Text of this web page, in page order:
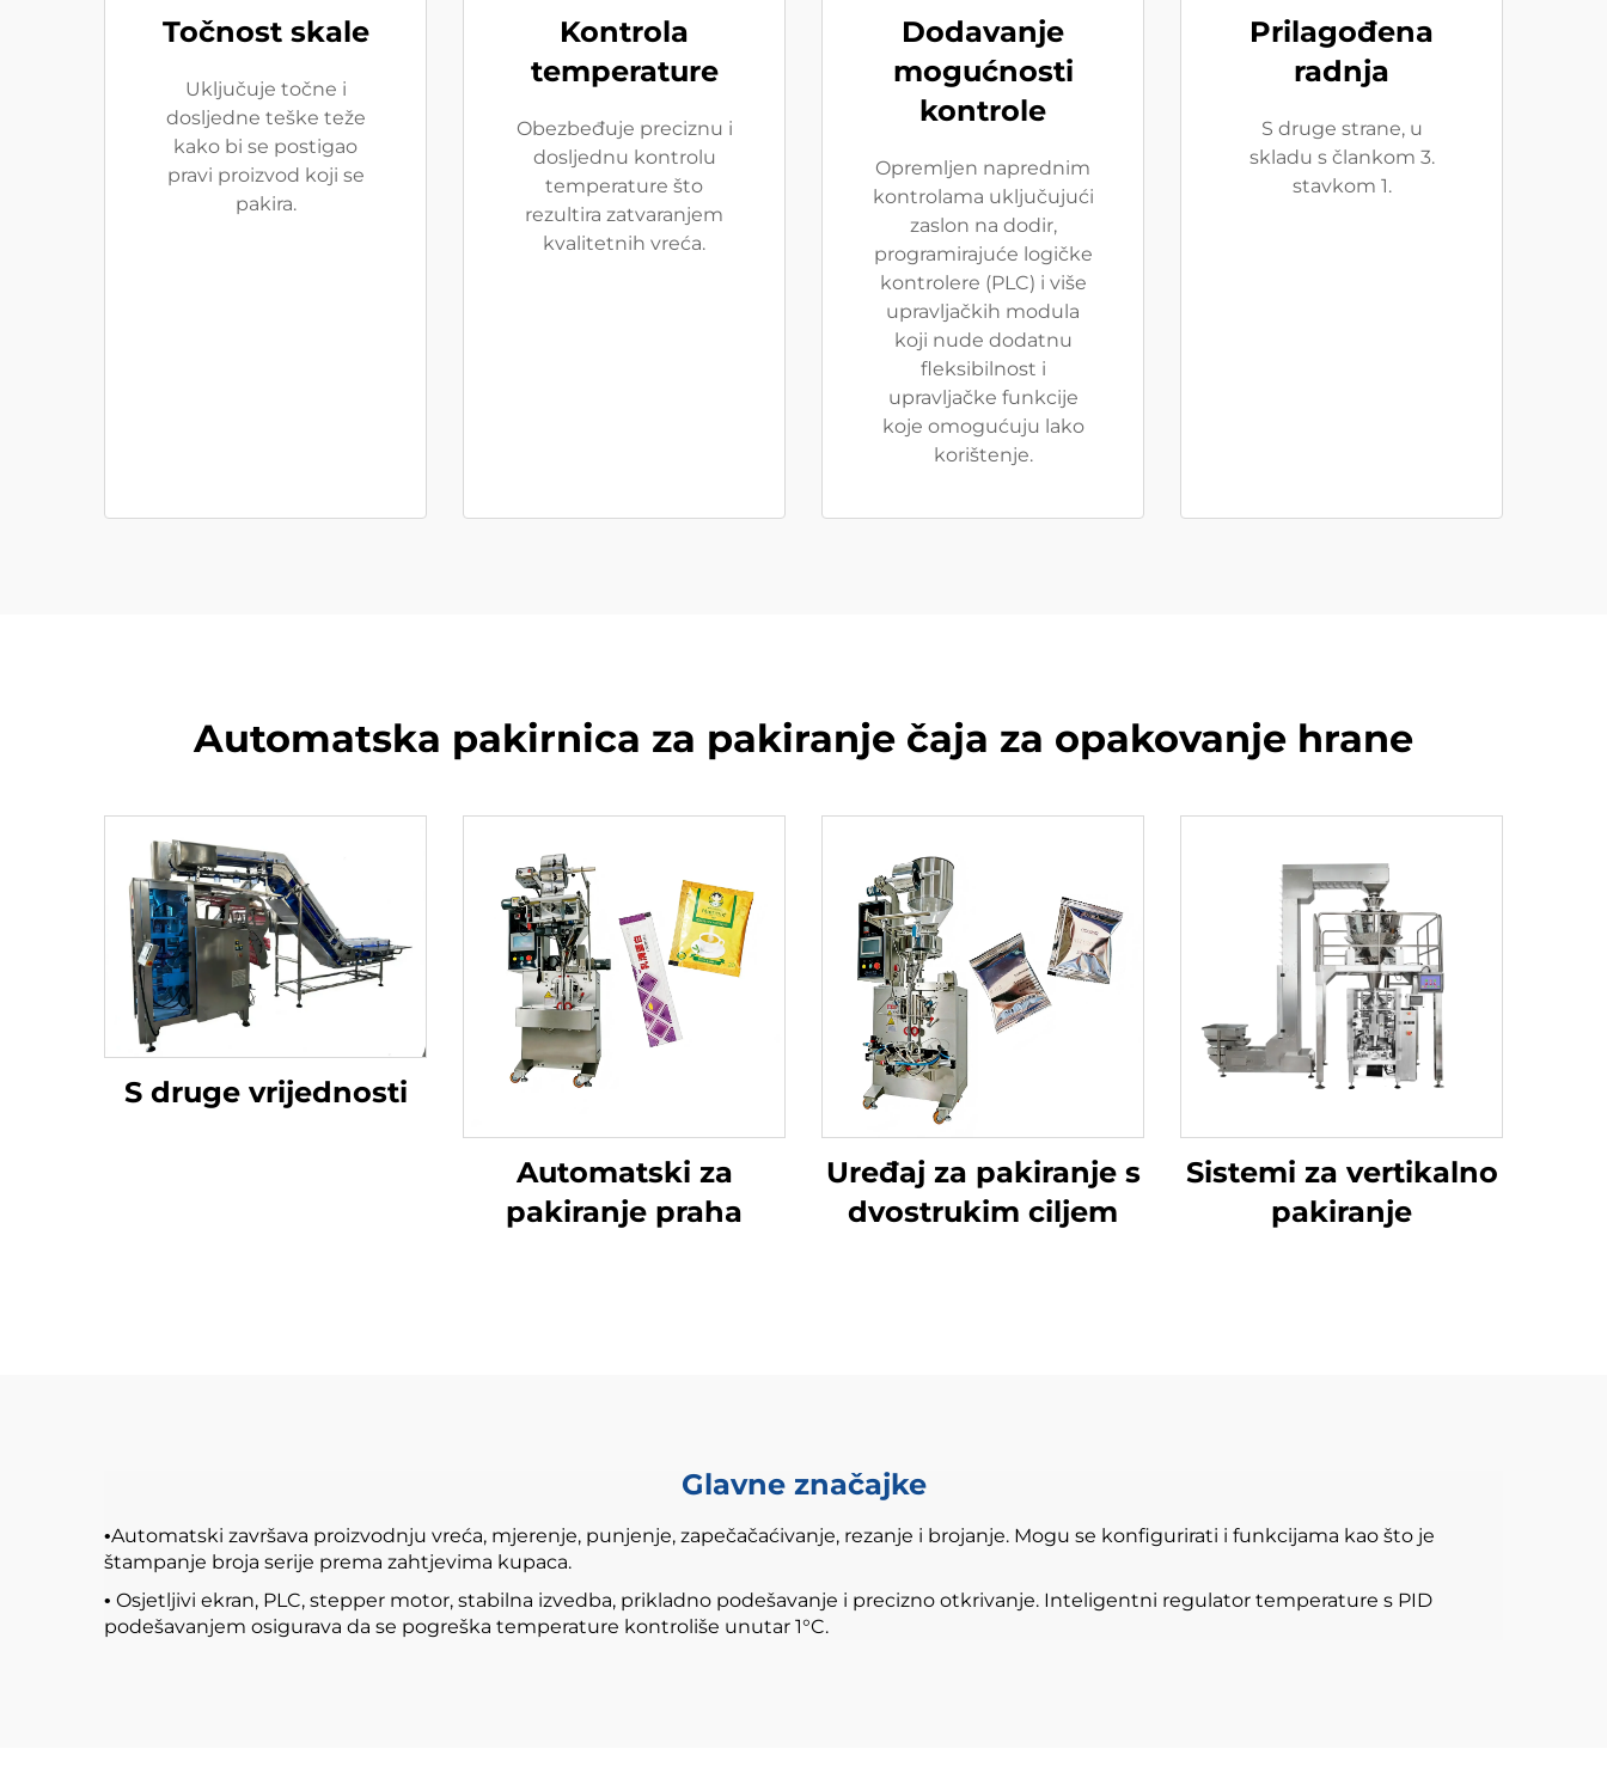
Točnost skale
Uključuje točne i
dosljedne teške teže
kako bi se postigao
pravi proizvod koji se
pakira.
Kontrola
temperature
Obezbeđuje preciznu i
dosljednu kontrolu
temperature što
rezultira zatvaranjem
kvalitetnih vreća.
Dodavanje
mogućnosti
kontrole
Opremljen naprednim
kontrolama uključujući
zaslon na dodir,
programirajuće logičke
kontrolere (PLC) i više
upravljačkih modula
koji nude dodatnu
fleksibilnost i
upravljačke funkcije
koje omogućuju lako
korištenje.
Prilagođena
radnja
S druge strane, u
skladu s člankom 3.
stavkom 1.
Automatska pakirnica za pakiranje čaja za opakovanje hrane
S druge vrijednosti
Automatski za
pakiranje praha
Uređaj za pakiranje s
dvostrukim ciljem
Sistemi za vertikalno
pakiranje
Glavne značajke
•Automatski završava proizvodnju vreća, mjerenje, punjenje, zapečačaćivanje, rezanje i brojanje. Mogu se konfigurirati i funkcijama kao što je
štampanje broja serije prema zahtjevima kupaca.
• Osjetljivi ekran, PLC, stepper motor, stabilna izvedba, prikladno podešavanje i precizno otkrivanje. Inteligentni regulator temperature s PID
podešavanjem osigurava da se pogreška temperature kontroliše unutar 1°C.